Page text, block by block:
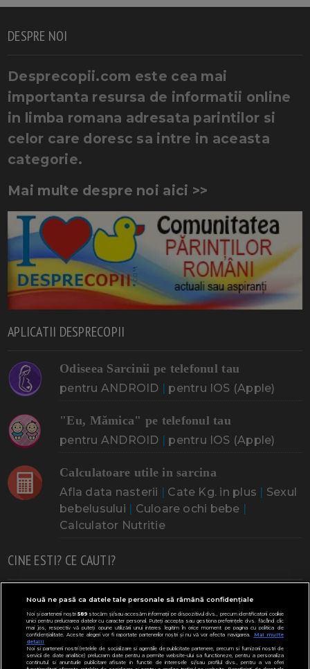
DESPRE NOI
Desprecopii.com este cea mai
importanta resursa de informatii online
in limba romana adresata parintilor si
celor care doresc sa intre in aceasta
categorie.
Mai multe despre noi aici >>
APLICATII DESPRECOPII
Odiseea Sarcinii pe telefonul tau
pentru ANDROID | pentru IOS (Apple)
"Eu, Mămica" pe telefonul tau
pentru ANDROID | pentru IOS (Apple)
Calculatoare utile in sarcina
Afla data nasterii | Cate Kg. in plus | Sexul
bebelusului | Culoare ochi bebe |
Calculator Nutritie
CINE ESTI? CE CAUTI?
Doresc un copil Adoptia Probleme cu sarcina
Urmeaza sa nasc Probleme alaptare Bebe plange
Bebe febra Caut bona Cresa, Gradinta
Mergem la scoala Copil bolnav Copii cu nevoi speciale
Nouă ne pasă ca datele tale personale să rămână confidențiale
Noi și partenerii noștri589stocăm și/sau accesăm informații pe dispozitivul dvs., precum identificatorii cookie
unici pentru prelucrarea datelor cu caracter personal. Puteți accepta sau gestiona preferințele dvs. făcând clic
mai jos, respectiv vă puteți opune utilizării unui interes legitim în orice moment pe pagina cu politica de
confidențialitate. Aceste alegeri vor fi raportate partenerilor noștri și nu vă vor afecta navigarea.
Mai multe
detalii
Noi si partenerii nostri (retelele de socializare si agentiile de publicitate partenere, precum si furnizorii nostri de
servicii de date analitice) prelucram date pentru a permite website-ului sa functioneze, pentru a personaliza
continutul si anunturile publicitare afisate in functie de interesele si/sau profilul dvs., pentru a va oferi